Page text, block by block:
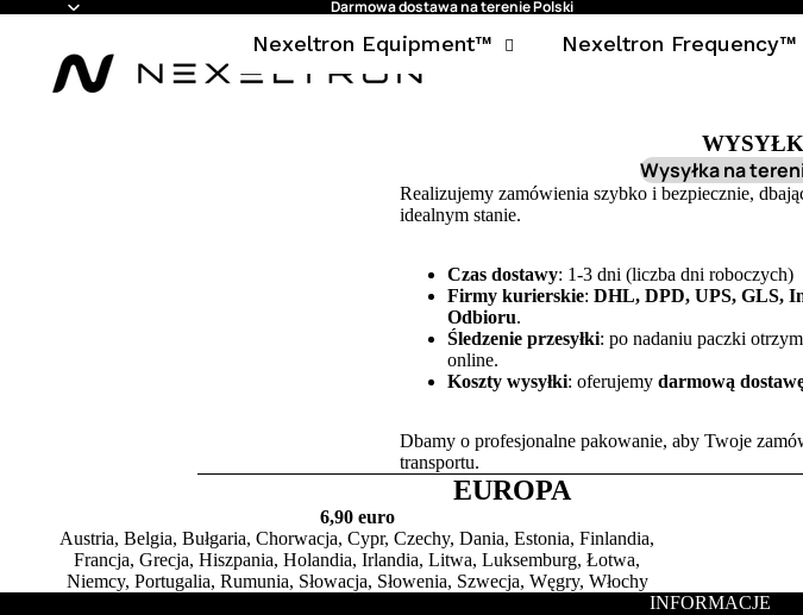
Darmowa dostawa na terenie Polski
Nexeltron Equipment™ Nexeltron Frequency™
Wysyłka na
Realizujemy zamówienia szybko i bezpiecznie,
idealnym stanie.
Czas dostawy: 1-3 dni (liczba dni roboczych)
Firmy kurierskie: DHL, DPD, UPS, GLS,
Odbioru.
Śledzenie przesyłki: po nadaniu paczki
online.
Koszty wysyłki: oferujemy darmową
Dbamy o profesjonalne pakowanie, aby Twoje
transportu.
EUROPA
6,90 euro
Austria, Belgia, Bułgaria, Chorwacja, Cypr, Czechy, Dania, Estonia, Finlandia,
Francja, Grecja, Hiszpania, Holandia, Irlandia, Litwa, Luksemburg, Łotwa,
Niemcy, Portugalia, Rumunia, Słowacja, Słowenia, Szwecja, Węgry, Włochy
INFORMACJE